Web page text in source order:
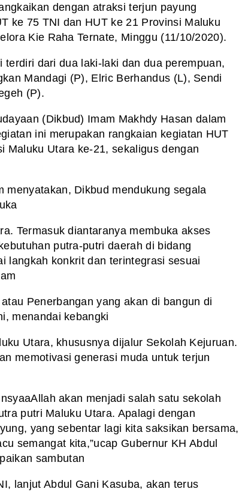
dengan atraksi terjun payung
ke 75 TNI dan HUT ke 21 Provinsi Maluku
Kie Raha Ternate, Minggu (11/10/2020).
terdiri dari dua laki-laki dan dua perempuan,
Mandagi (P), Elric Berhandus (L), Sendi
(P).
(Dikbud) Imam Makhdy Hasan dalam
ini merupakan rangkaian kegiatan HUT
Maluku Utara ke-21, sekaligus dengan
menyatakan, Dikbud mendukung segala
Termasuk diantaranya membuka akses
putra-putri daerah di bidang
langkah konkrit dan terintegrasi sesuai
Penerbangan yang akan di bangun di
menandai kebangki
Utara, khususnya dijalur Sekolah Kejuruan.
memotivasi generasi muda untuk terjun
akan menjadi salah satu sekolah
putri Maluku Utara. Apalagi dengan
yang sebentar lagi kita saksikan bersama,
semangat kita,”ucap Gubernur KH Abdul
sambutan
lanjut Abdul Gani Kasuba, akan terus